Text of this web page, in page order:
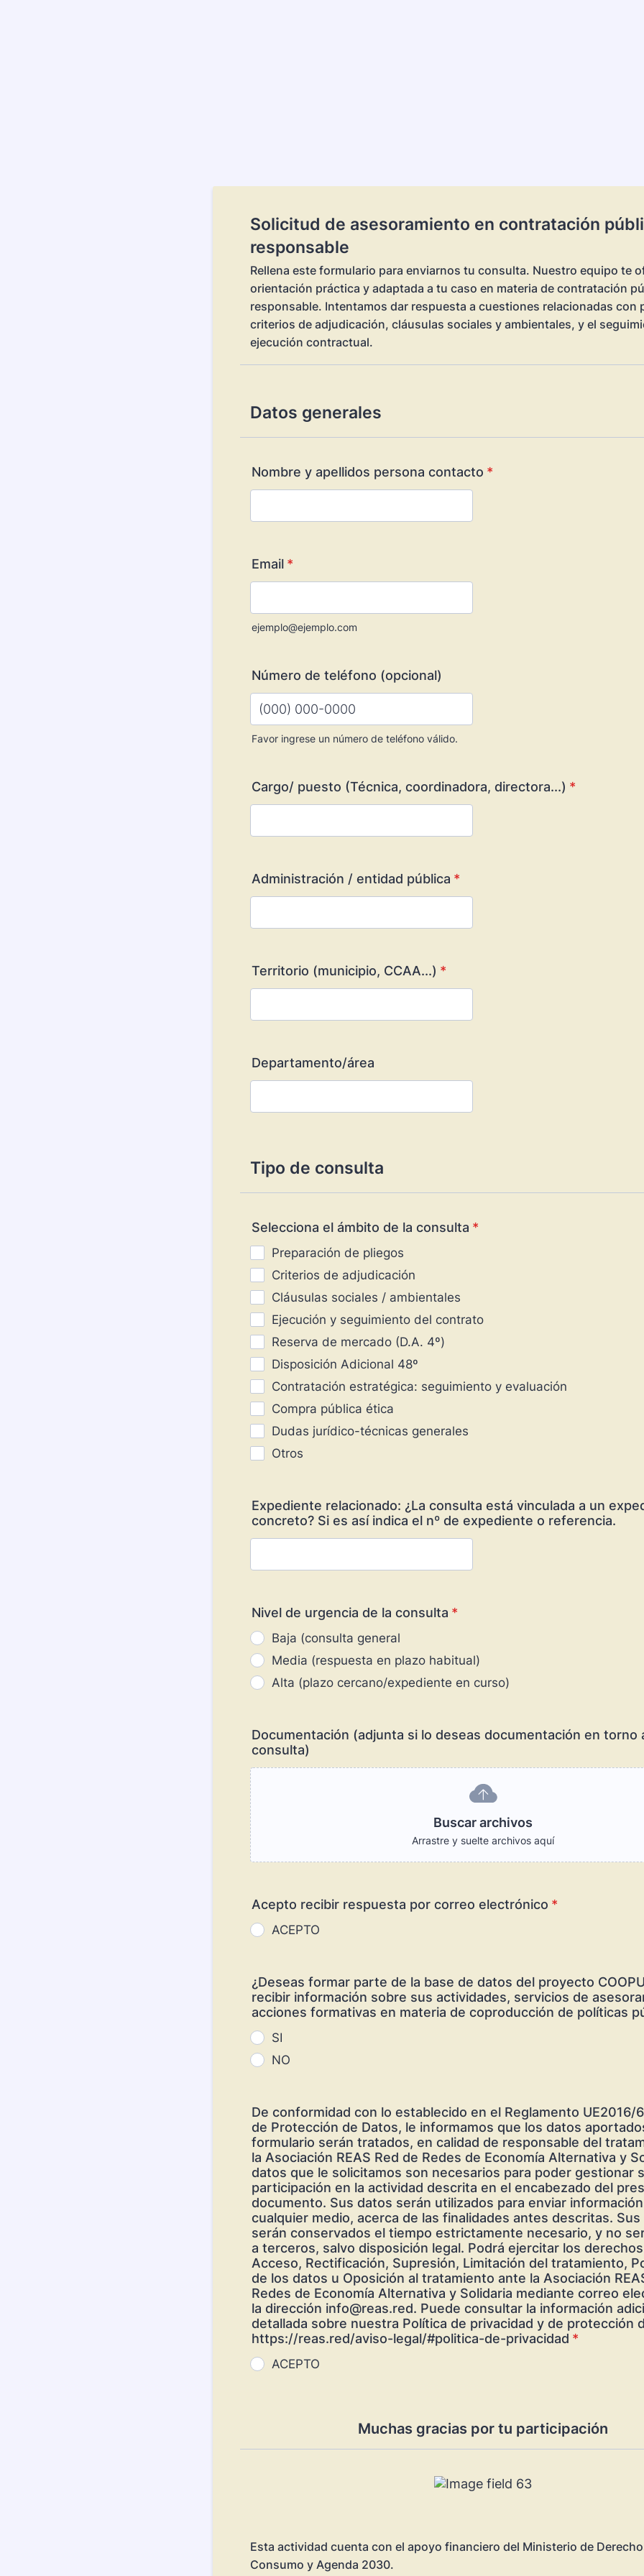
Solicitud de asesoramiento en contratación
responsable
Rellena este formulario para enviarnos tu consulta. Nuestro equipo te
orientación práctica y adaptada a tu caso en materia de contratación
responsable. Intentamos dar respuesta a cuestiones relacionadas con
criterios de adjudicación, cláusulas sociales y ambientales, y el
ejecución contractual.
Datos generales
Nombre y apellidos persona contacto *
Email *
ejemplo@ejemplo.com
Número de teléfono (opcional)
Favor ingrese un número de teléfono válido.
Cargo/ puesto (Técnica, coordinadora, directora...) *
Administración / entidad pública *
Territorio (municipio, CCAA...) *
Departamento/área
Tipo de consulta
Selecciona el ámbito de la consulta *
Preparación de pliegos
Criterios de adjudicación
Cláusulas sociales / ambientales
Ejecución y seguimiento del contrato
Reserva de mercado (D.A. 4º)
Disposición Adicional 48º
Contratación estratégica: seguimiento y evaluación
Compra pública ética
Dudas jurídico-técnicas generales
Otros
Expediente relacionado: ¿La consulta está vinculada a un
concreto? Si es así indica el nº de expediente o referencia.
Nivel de urgencia de la consulta *
Baja (consulta general
Media (respuesta en plazo habitual)
Alta (plazo cercano/expediente en curso)
Documentación (adjunta si lo deseas documentación en torno
consulta)
Buscar archivos
Arrastre y suelte archivos aquí
Acepto recibir respuesta por correo electrónico *
ACEPTO
¿Deseas formar parte de la base de datos del proyecto
recibir información sobre sus actividades, servicios de
acciones formativas en materia de coproducción de políticas
SI
NO
De conformidad con lo establecido en el Reglamento UE2016/
de Protección de Datos, le informamos que los datos
formulario serán tratados, en calidad de responsable del
la Asociación REAS Red de Redes de Economía Alternativa y
datos que le solicitamos son necesarios para poder gestionar
participación en la actividad descrita en el encabezado del
documento. Sus datos serán utilizados para enviar
cualquier medio, acerca de las finalidades antes descritas.
serán conservados el tiempo estrictamente necesario, y no
a terceros, salvo disposición legal. Podrá ejercitar los
Acceso, Rectificación, Supresión, Limitación del tratamiento,
de los datos u Oposición al tratamiento ante la Asociación
Redes de Economía Alternativa y Solidaria mediante correo
la dirección info@reas.red. Puede consultar la información
detallada sobre nuestra Política de privacidad y de protección
https://reas.red/aviso-legal/#politica-de-privacidad *
ACEPTO
Muchas gracias por tu participación
Esta actividad cuenta con el apoyo financiero del Ministerio de
Consumo y Agenda 2030.